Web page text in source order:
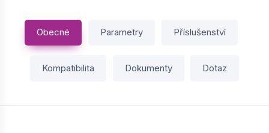
Obecné Parametry Příslušenství
Kompatibilita Dokumenty Dotaz